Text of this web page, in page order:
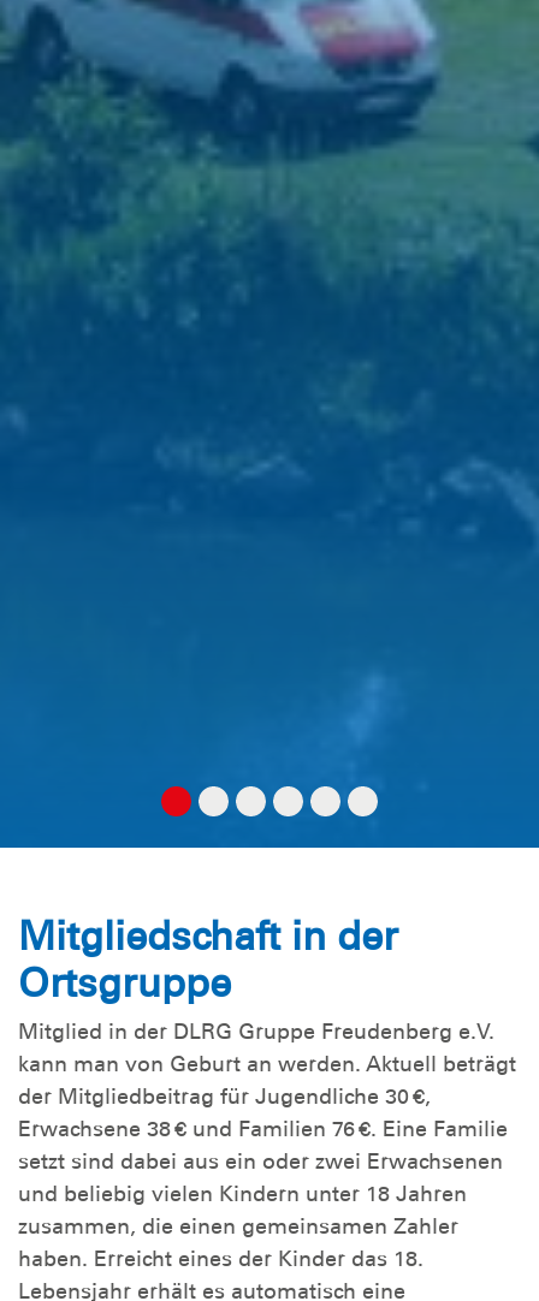
Mitgliedschaft in der
Ortsgruppe
Mitglied in der DLRG Gruppe Freudenberg e.V.
kann man von Geburt an werden. Aktuell beträgt
der Mitgliedbeitrag für Jugendliche 30 €,
Erwachsene 38 € und Familien 76 €. Eine Familie
setzt sind dabei aus ein oder zwei Erwachsenen
und beliebig vielen Kindern unter 18 Jahren
zusammen, die einen gemeinsamen Zahler
haben. Erreicht eines der Kinder das 18.
Lebensjahr erhält es automatisch eine